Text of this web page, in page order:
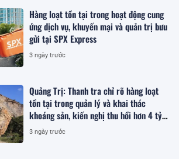
Hàng loạt tồn tại trong hoạt động cung
ứng dịch vụ, khuyến mại và quản trị bưu
gửi tại SPX Express
3 ngày trước
Quảng Trị: Thanh tra chỉ rõ hàng loạt
tồn tại trong quản lý và khai thác
khoáng sản, kiến nghị thu hồi hơn 4 tỷ
đồng
3 ngày trước